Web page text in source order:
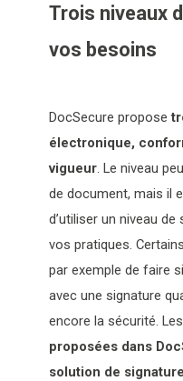
Trois niveaux
vos besoins
DocSecure propose
électronique,
vigueur. Le niveau
de document, mais il
d’utiliser un niveau
vos pratiques.
par exemple de faire
avec une signature
encore la sécurité. Les
proposées dans
solution de